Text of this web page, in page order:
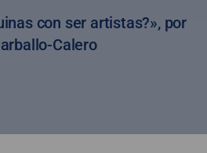
con ser artistas?», por
Calero